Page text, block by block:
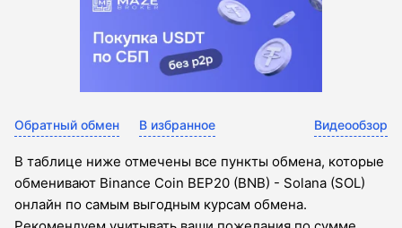
Обратный обмен В избранное Видеообзор
В таблице ниже отмечены все пункты обмена, которые
обменивают Binance Coin BEP20 (BNB) - Solana (SOL)
онлайн по самым выгодным курсам обмена.